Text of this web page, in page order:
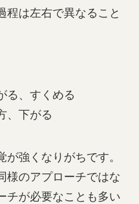
程は左右で異なること
る、すくめる
、下がる
強くなりがちです。
様のアプローチではな
チが必要なことも多い